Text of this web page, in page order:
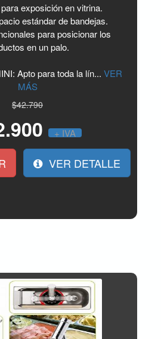
exposición en vitrina.
estándar de bandejas.
para posicionar los
en un palo.
Apto para toda la lín... VER
MÁS
$42.790
+ IVA
VER DETALLE